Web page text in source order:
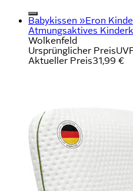
Babykissen »Eron
Atmungsaktives
Wolkenfeld
Ursprünglicher Preis
Aktueller Preis31,99 €